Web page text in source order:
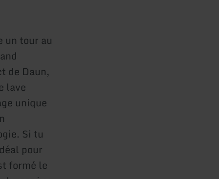
un tour au
de Daun,
lave
unique
Si tu
pour
formé le